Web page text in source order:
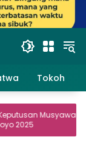
Tokoh